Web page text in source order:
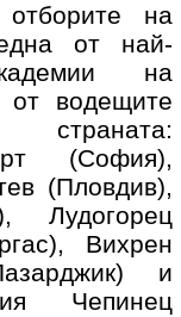
на
от най-
на
от водещите
(София),
(Пловдив),
Лудогорец
Вихрен
и
Чепинец